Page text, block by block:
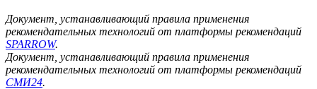
Документ, устанавливающий правила применения
рекомендательных технологий от платформы рекомендаций
SPARROW.
Документ, устанавливающий правила применения
рекомендательных технологий от платформы рекомендаций
СМИ24.